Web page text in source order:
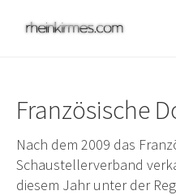
Französische
Nach dem 2009 das
Schaustellerverband
diesem Jahr unter der